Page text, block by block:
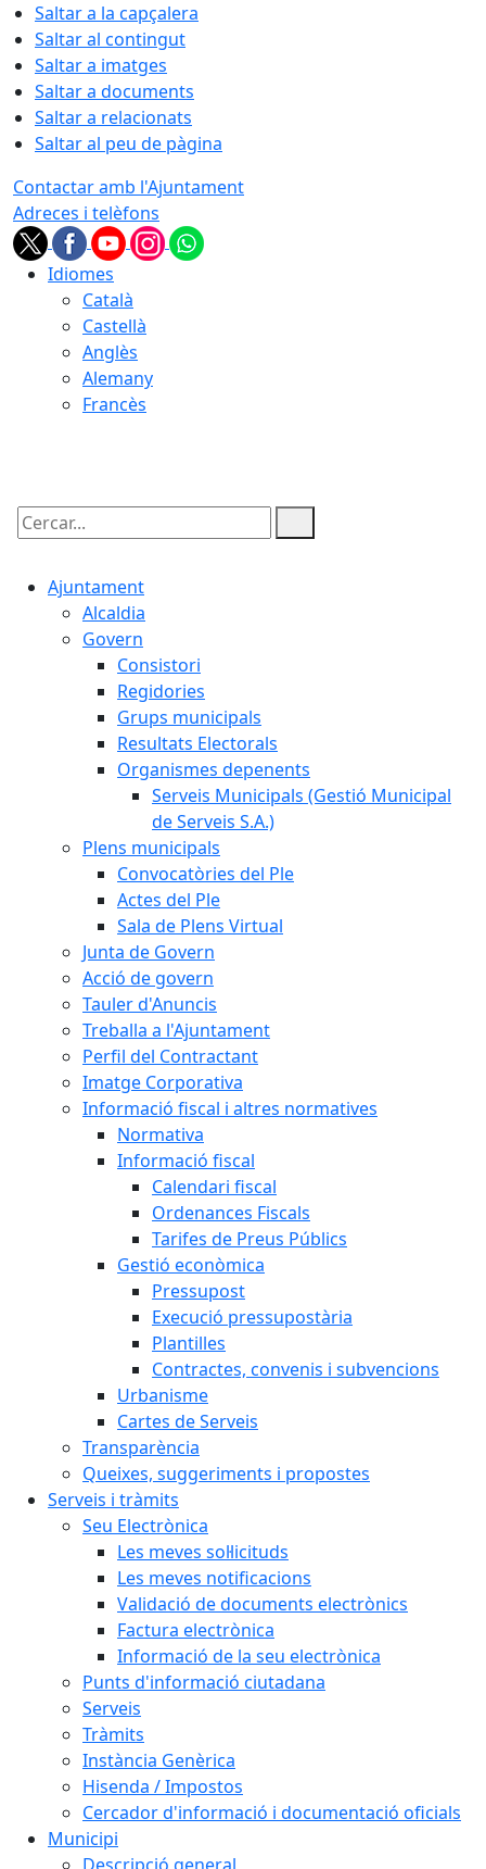
Saltar a la capçalera
Saltar al contingut
Saltar a imatges
Saltar a documents
Saltar a relacionats
Saltar al peu de pàgina
Contactar amb l'Ajuntament
Adreces i telèfons
Idiomes
Català
Castellà
Anglès
Alemany
Francès
Cercar:
Ajuntament
Alcaldia
Govern
Consistori
Regidories
Grups municipals
Resultats Electorals
Organismes depenents
Serveis Municipals (Gestió Municipal
de Serveis S.A.)
Plens municipals
Convocatòries del Ple
Actes del Ple
Sala de Plens Virtual
Junta de Govern
Acció de govern
Tauler d'Anuncis
Treballa a l'Ajuntament
Perfil del Contractant
Imatge Corporativa
Informació fiscal i altres normatives
Normativa
Informació fiscal
Calendari fiscal
Ordenances Fiscals
Tarifes de Preus Públics
Gestió econòmica
Pressupost
Execució pressupostària
Plantilles
Contractes, convenis i subvencions
Urbanisme
Cartes de Serveis
Transparència
Queixes, suggeriments i propostes
Serveis i tràmits
Seu Electrònica
Les meves sol·licituds
Les meves notificacions
Validació de documents electrònics
Factura electrònica
Informació de la seu electrònica
Punts d'informació ciutadana
Serveis
Tràmits
Instància Genèrica
Hisenda / Impostos
Cercador d'informació i documentació oficials
Municipi